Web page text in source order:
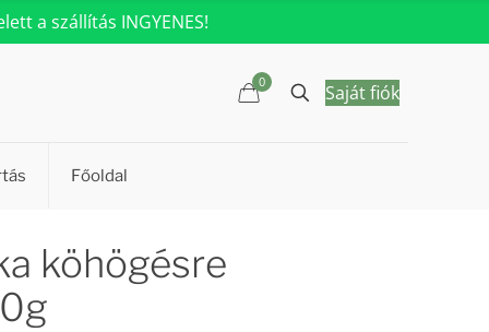
a szállítás INGYENES!
Főoldal
0 Saját fiók
köhögésre